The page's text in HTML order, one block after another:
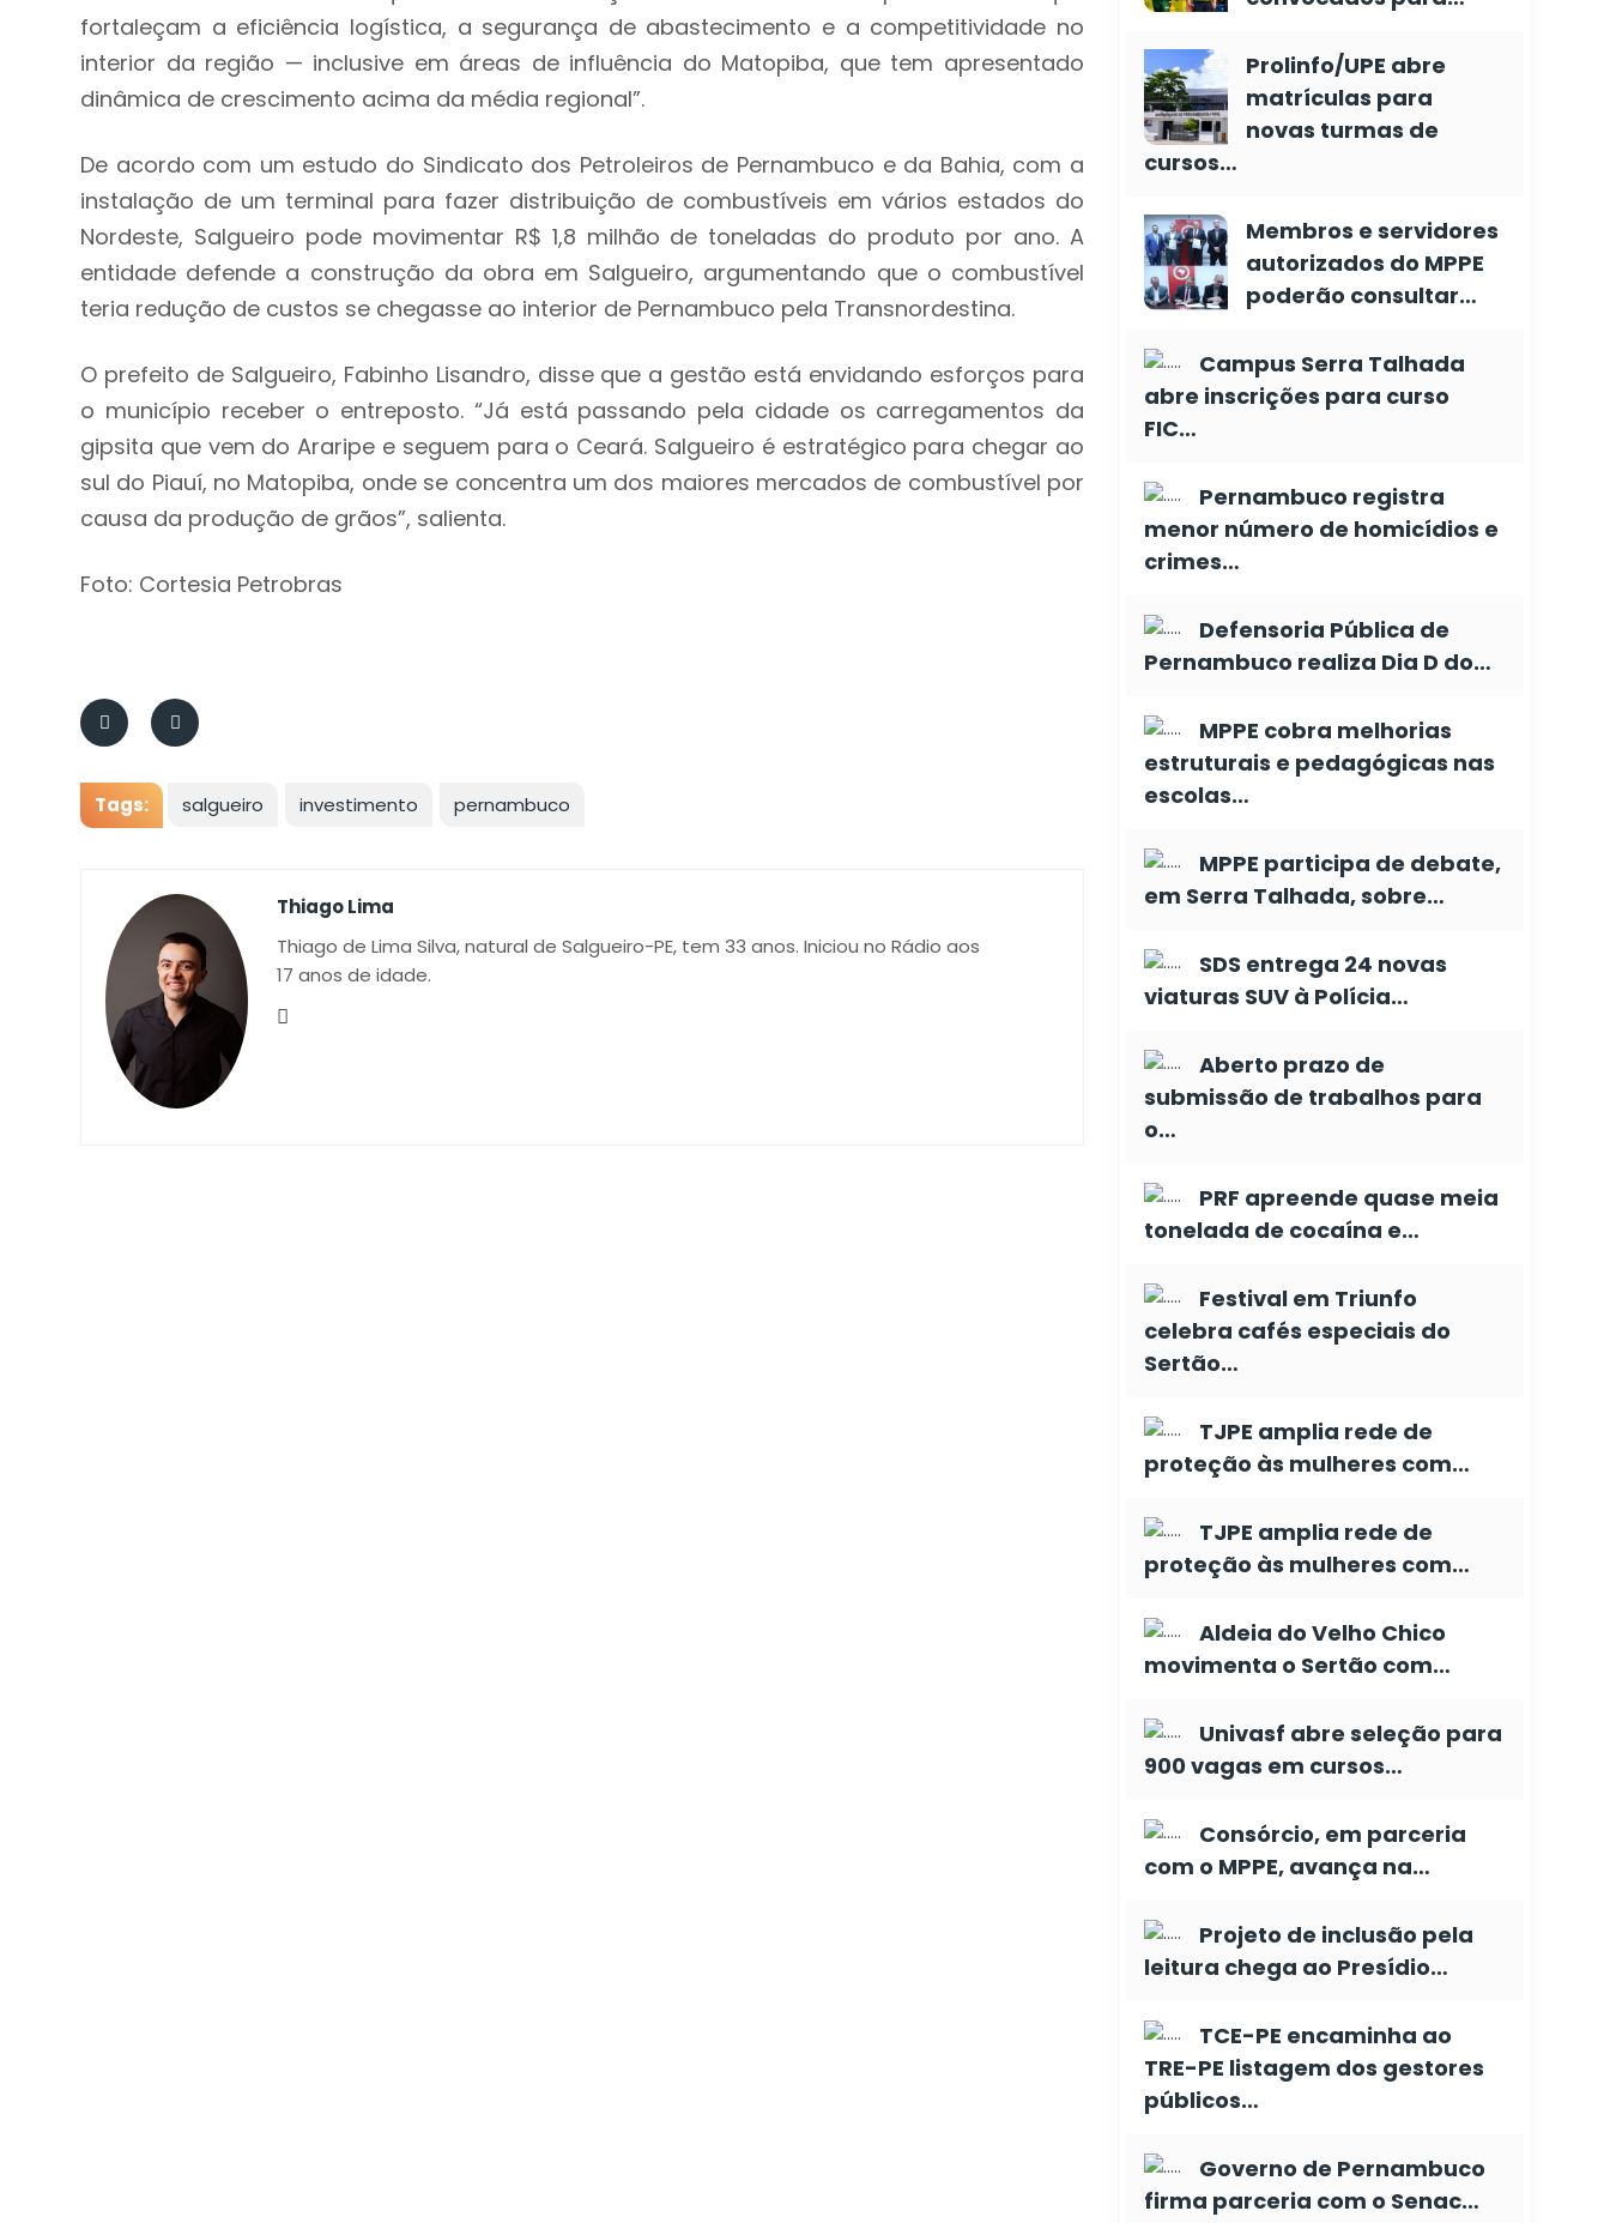
fortaleçam a eficiência logística, a segurança de abastecimento e a competitividade no
interior da região — inclusive em áreas de influência do Matopiba, que tem apresentado
dinâmica de crescimento acima da média regional”.
De acordo com um estudo do Sindicato dos Petroleiros de Pernambuco e da Bahia, com a
instalação de um terminal para fazer distribuição de combustíveis em vários estados do
Nordeste, Salgueiro pode movimentar R$ 1,8 milhão de toneladas do produto por ano. A
entidade defende a construção da obra em Salgueiro, argumentando que o combustível
teria redução de custos se chegasse ao interior de Pernambuco pela Transnordestina.
O prefeito de Salgueiro, Fabinho Lisandro, disse que a gestão está envidando esforços para
o município receber o entreposto. “Já está passando pela cidade os carregamentos da
gipsita que vem do Araripe e seguem para o Ceará. Salgueiro é estratégico para chegar ao
sul do Piauí, no Matopiba, onde se concentra um dos maiores mercados de combustível por
causa da produção de grãos”, salienta.
Foto: Cortesia Petrobras
Tags: salgueiro investimento pernambuco
Thiago Lima
Thiago de Lima Silva, natural de Salgueiro-PE, tem 33 anos. Iniciou no Rádio aos
17 anos de idade.
Prolinfo/UPE abre
matrículas para
novas turmas de
cursos…
Membros e servidores
autorizados do MPPE
poderão consultar…
Campus Serra Talhada
abre inscrições para curso
FIC…
Pernambuco registra
menor número de homicídios e
crimes…
Defensoria Pública de
Pernambuco realiza Dia D do…
MPPE cobra melhorias
estruturais e pedagógicas nas
escolas…
MPPE participa de debate,
em Serra Talhada, sobre…
SDS entrega 24 novas
viaturas SUV à Polícia…
Aberto prazo de
submissão de trabalhos para
o…
PRF apreende quase meia
tonelada de cocaína e…
Festival em Triunfo
celebra cafés especiais do
Sertão…
TJPE amplia rede de
proteção às mulheres com…
TJPE amplia rede de
proteção às mulheres com…
Aldeia do Velho Chico
movimenta o Sertão com…
Univasf abre seleção para
900 vagas em cursos…
Consórcio, em parceria
com o MPPE, avança na…
Projeto de inclusão pela
leitura chega ao Presídio…
TCE-PE encaminha ao
TRE-PE listagem dos gestores
públicos…
Governo de Pernambuco
firma parceria com o Senac…